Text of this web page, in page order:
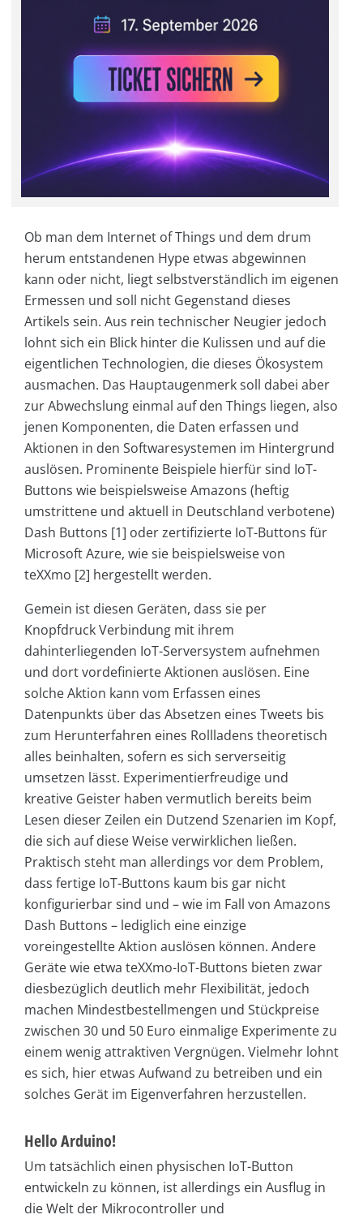
Ob man dem Internet of Things und dem drum
herum entstandenen Hype etwas abgewinnen
kann oder nicht, liegt selbstverständlich im eigenen
Ermessen und soll nicht Gegenstand dieses
Artikels sein. Aus rein technischer Neugier jedoch
lohnt sich ein Blick hinter die Kulissen und auf die
eigentlichen Technologien, die dieses Ökosystem
ausmachen. Das Hauptaugenmerk soll dabei aber
zur Abwechslung einmal auf den Things liegen, also
jenen Komponenten, die Daten erfassen und
Aktionen in den Softwaresystemen im Hintergrund
auslösen. Prominente Beispiele hierfür sind IoT-
Buttons wie beispielsweise Amazons (heftig
umstrittene und aktuell in Deutschland verbotene)
Dash Buttons [1] oder zertifizierte IoT-Buttons für
Microsoft Azure, wie sie beispielsweise von
teXXmo [2] hergestellt werden.
Gemein ist diesen Geräten, dass sie per
Knopfdruck Verbindung mit ihrem
dahinterliegenden IoT-Serversystem aufnehmen
und dort vordefinierte Aktionen auslösen. Eine
solche Aktion kann vom Erfassen eines
Datenpunkts über das Absetzen eines Tweets bis
zum Herunterfahren eines Rollladens theoretisch
alles beinhalten, sofern es sich serverseitig
umsetzen lässt. Experimentierfreudige und
kreative Geister haben vermutlich bereits beim
Lesen dieser Zeilen ein Dutzend Szenarien im Kopf,
die sich auf diese Weise verwirklichen ließen.
Praktisch steht man allerdings vor dem Problem,
dass fertige IoT-Buttons kaum bis gar nicht
konfigurierbar sind und – wie im Fall von Amazons
Dash Buttons – lediglich eine einzige
voreingestellte Aktion auslösen können. Andere
Geräte wie etwa teXXmo-IoT-Buttons bieten zwar
diesbezüglich deutlich mehr Flexibilität, jedoch
machen Mindestbestellmengen und Stückpreise
zwischen 30 und 50 Euro einmalige Experimente zu
einem wenig attraktiven Vergnügen. Vielmehr lohnt
es sich, hier etwas Aufwand zu betreiben und ein
solches Gerät im Eigenverfahren herzustellen.
Hello Arduino!
Um tatsächlich einen physischen IoT-Button
entwickeln zu können, ist allerdings ein Ausflug in
die Welt der Mikrocontroller und